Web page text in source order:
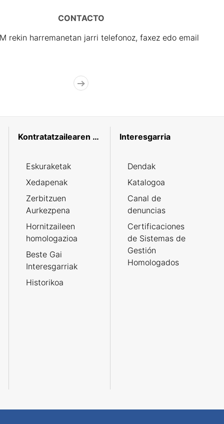
CONTACTO
rekin harremanetan jarri telefonoz, faxez edo email
Kontratatzailearen profila
Eskuraketak
Xedapenak
Zerbitzuen
Aurkezpena
Hornitzaileen
homologazioa
Beste Gai
Interesgarriak
Historikoa
Interesgarria
Dendak
Katalogoa
Canal de
denuncias
Certificaciones
de Sistemas de
Gestión
Homologados